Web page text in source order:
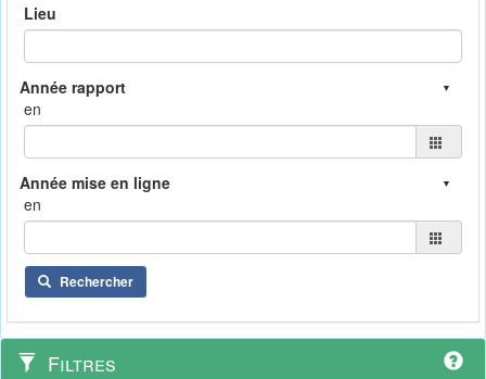
Lieu
en
en
Rechercher
Filtres